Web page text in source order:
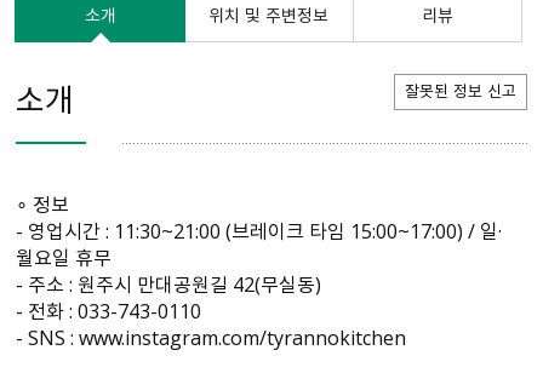
소개 위치 및 주변정보 리뷰
소개 잘못된 정보 신고
∘ 정보
- 영업시간 : 11:30~21:00 (브레이크 타임 15:00~17:00) / 일·
월요일 휴무
- 주소 : 원주시 만대공원길 42(무실동)
- 전화 : 033-743-0110
- SNS : www.instagram.com/tyrannokitchen